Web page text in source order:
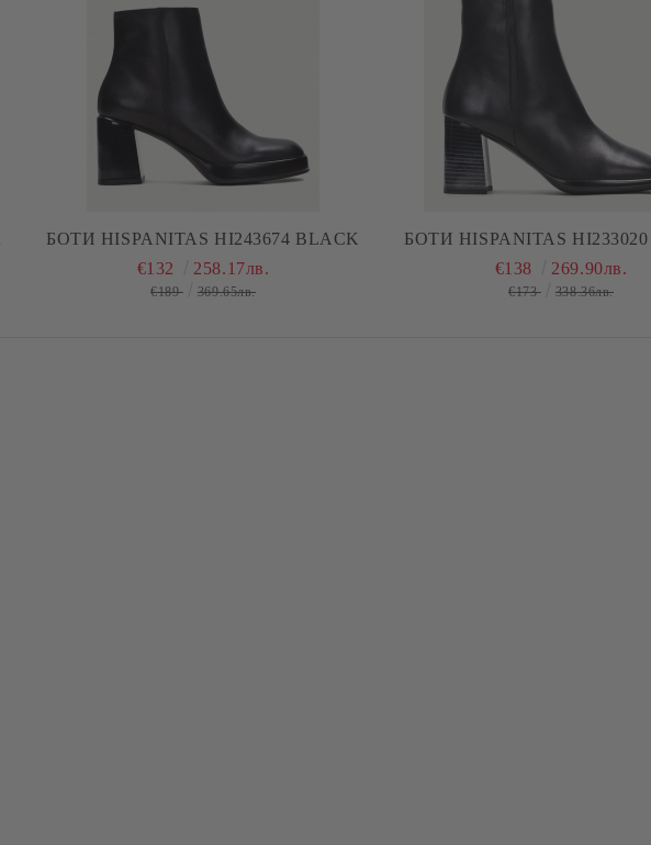
БОТИ HISPANITAS HI243674 BLACK
€132 258.17лв.
€189 369.65лв.
БОТИ HISPANITAS
€138 269.90лв.
€173 338.36лв.